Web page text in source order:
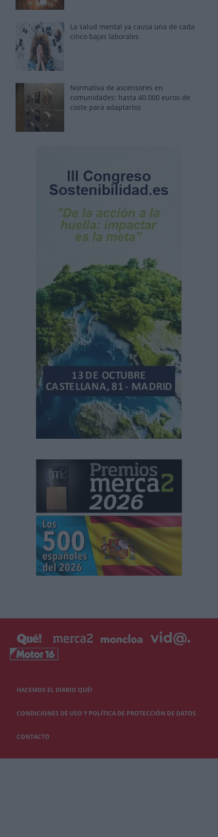
La salud mental ya causa una de cada
cinco bajas laborales
Normativa de ascensores en
comunidades: hasta 40.000 euros de
coste para adaptarlos
HACEMOS EL DIARIO QUÉ!
CONDICIONES DE USO Y POLÍTICA DE PROTECCIÓN DE DATOS
CONTACTO